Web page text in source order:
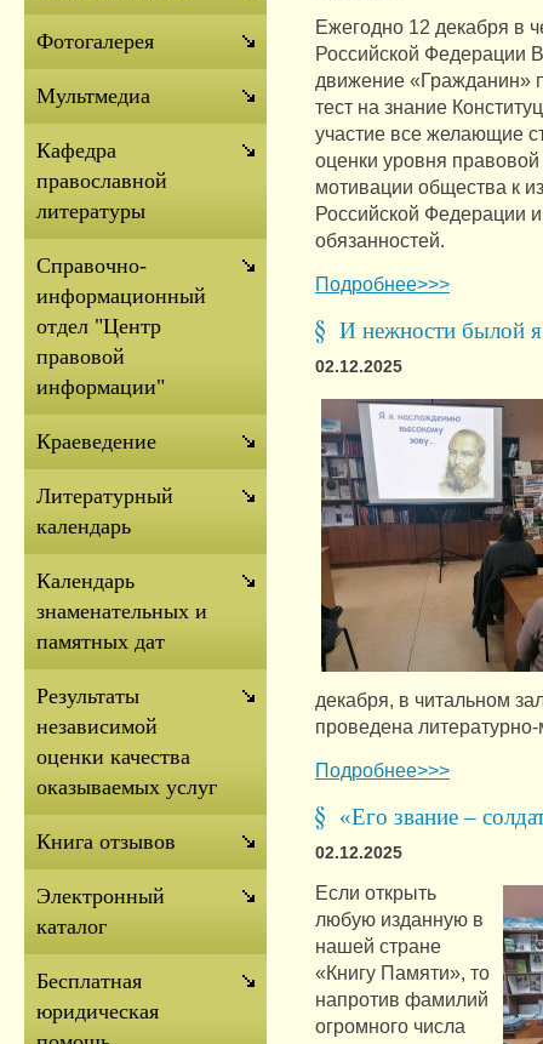
Ежегодно 12 декабря в
Российской Федерации
движение «Гражданин»
тест на знание
участие все желающие
оценки уровня
мотивации общества к
Российской Федерации
обязанностей.
Подробнее>>>
И нежности былой
02.12.2025
декабря, в читальном
проведена
Подробнее>>>
«Его звание –
02.12.2025
Если открыть
любую изданную в
нашей стране
«Книгу Памяти», то
напротив фамилий
огромного числа
Фотогалерея
Мультмедиа
Кафедра
православной
литературы
Справочно-
информационный
отдел "Центр
правовой
информации"
Краеведение
Литературный
календарь
Календарь
знаменательных и
памятных дат
Результаты
независимой
оценки качества
оказываемых услуг
Книга отзывов
Электронный
каталог
Бесплатная
юридическая